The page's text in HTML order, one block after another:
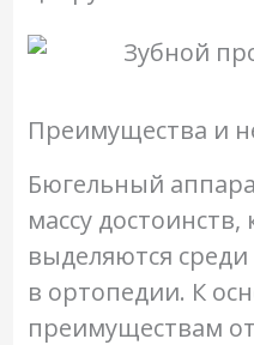
Преимущества и
Бюгельный
массу
выделяются
в ортопедии. К
преимуществам